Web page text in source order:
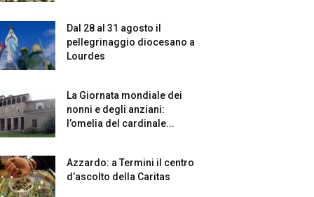
Dal 28 al 31 agosto il
pellegrinaggio diocesano a
Lourdes
La Giornata mondiale dei
nonni e degli anziani:
l’omelia del cardinale...
Azzardo: a Termini il centro
d’ascolto della Caritas